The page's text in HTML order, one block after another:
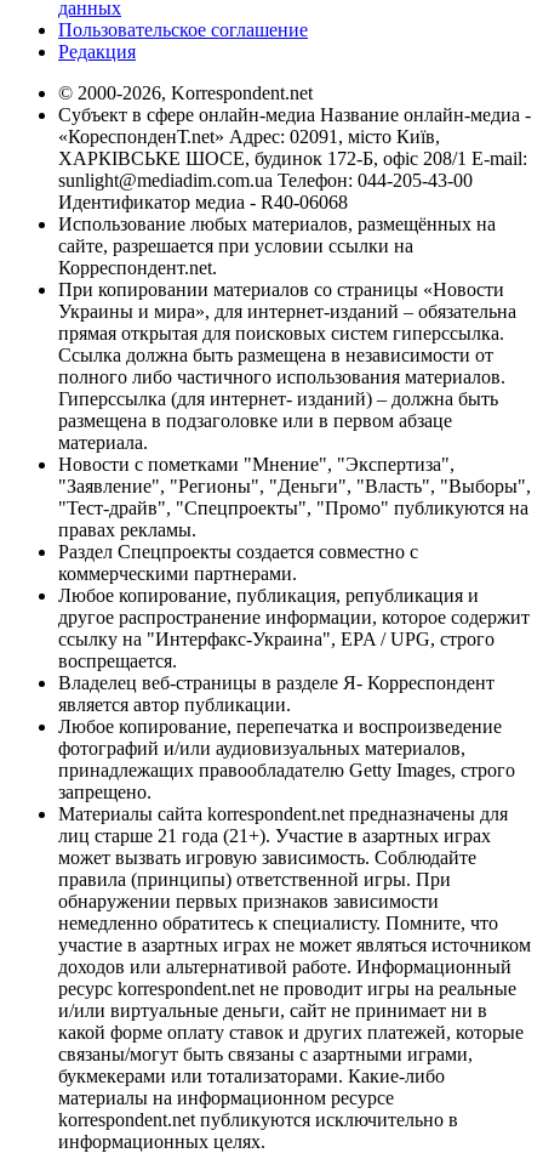
данных
Пользовательское соглашение
Редакция
© 2000-2026, Korrespondent.net
Субъект в сфере онлайн-медиа Название онлайн-медиа -
«КореспонденТ.net» Адрес: 02091, місто Київ,
ХАРКІВСЬКЕ ШОСЕ, будинок 172-Б, офіс 208/1 E-mail:
sunlight@mediadim.com.ua Телефон: 044-205-43-00
Идентификатор медиа - R40-06068
Использование любых материалов, размещённых на
сайте, разрешается при условии ссылки на
Корреспондент.net.
При копировании материалов со страницы «Новости
Украины и мира», для интернет-изданий – обязательна
прямая открытая для поисковых систем гиперссылка.
Ссылка должна быть размещена в независимости от
полного либо частичного использования материалов.
Гиперссылка (для интернет- изданий) – должна быть
размещена в подзаголовке или в первом абзаце
материала.
Новости с пометками "Мнение", "Экспертиза",
"Заявление", "Регионы", "Деньги", "Власть", "Выборы",
"Тест-драйв", "Спецпроекты", "Промо" публикуются на
правах рекламы.
Раздел Спецпроекты создается совместно с
коммерческими партнерами.
Любое копирование, публикация, републикация и
другое распространение информации, которое содержит
ссылку на "Интерфакс-Украина", EPA / UPG, строго
воспрещается.
Владелец веб-страницы в разделе Я- Корреспондент
является автор публикации.
Любое копирование, перепечатка и воспроизведение
фотографий и/или аудиовизуальных материалов,
принадлежащих правообладателю Getty Images, строго
запрещено.
Материалы сайта korrespondent.net предназначены для
лиц старше 21 года (21+). Участие в азартных играх
может вызвать игровую зависимость. Соблюдайте
правила (принципы) ответственной игры. При
обнаружении первых признаков зависимости
немедленно обратитесь к специалисту. Помните, что
участие в азартных играх не может являться источником
доходов или альтернативой работе. Информационный
ресурс korrespondent.net не проводит игры на реальные
и/или виртуальные деньги, сайт не принимает ни в
какой форме оплату ставок и других платежей, которые
связаны/могут быть связаны с азартными играми,
букмекерами или тотализаторами. Какие-либо
материалы на информационном ресурсе
korrespondent.net публикуются исключительно в
информационных целях.